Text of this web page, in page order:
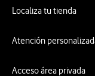
Localiza tu tienda
Atención
Acceso área privada